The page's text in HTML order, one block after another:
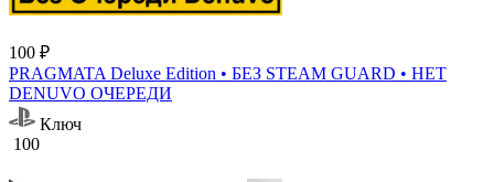
100 ₽
PRAGMATA Deluxe Edition • БЕЗ STEAM GUARD • НЕТ
DENUVO ОЧЕРЕДИ
Ключ
100